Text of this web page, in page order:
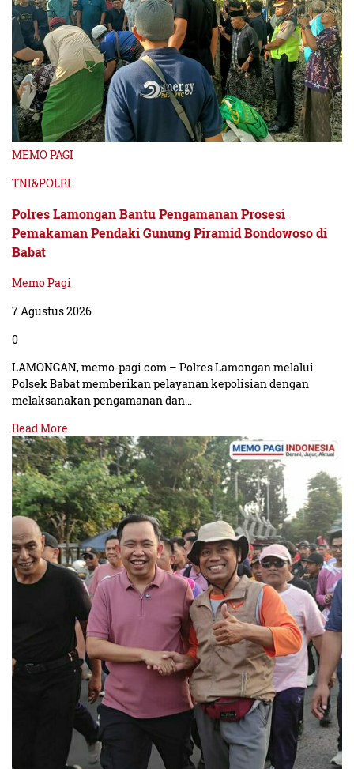
MEMO PAGI
TNI&POLRI
Polres Lamongan Bantu Pengamanan Prosesi
Pemakaman Pendaki Gunung Piramid Bondowoso di
Babat
Memo Pagi
7 Agustus 2026
0
LAMONGAN, memo-pagi.com – Polres Lamongan melalui
Polsek Babat memberikan pelayanan kepolisian dengan
melaksanakan pengamanan dan…
Read More